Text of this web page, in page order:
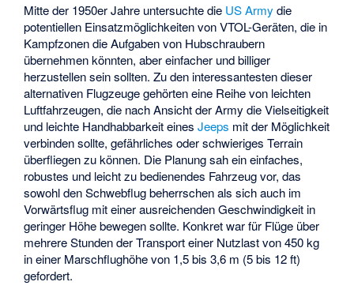
Mitte der 1950er Jahre untersuchte die US Army die
potentiellen Einsatzmöglichkeiten von VTOL-Geräten, die in
Kampfzonen die Aufgaben von Hubschraubern
übernehmen könnten, aber einfacher und billiger
herzustellen sein sollten. Zu den interessantesten dieser
alternativen Flugzeuge gehörten eine Reihe von leichten
Luftfahrzeugen, die nach Ansicht der Army die Vielseitigkeit
und leichte Handhabbarkeit einesJeeps mit der Möglichkeit
verbinden sollte, gefährliches oder schwieriges Terrain
überfliegen zu können. Die Planung sah ein einfaches,
robustes und leicht zu bedienendes Fahrzeug vor, das
sowohl den Schwebflug beherrschen als sich auch im
Vorwärtsflug mit einer ausreichenden Geschwindigkeit in
geringer Höhe bewegen sollte. Konkret war für Flüge über
mehrere Stunden der Transport einer Nutzlast von 450 kg
in einer Marschflughöhe von 1,5 bis 3,6 m (5 bis 12 ft)
gefordert.